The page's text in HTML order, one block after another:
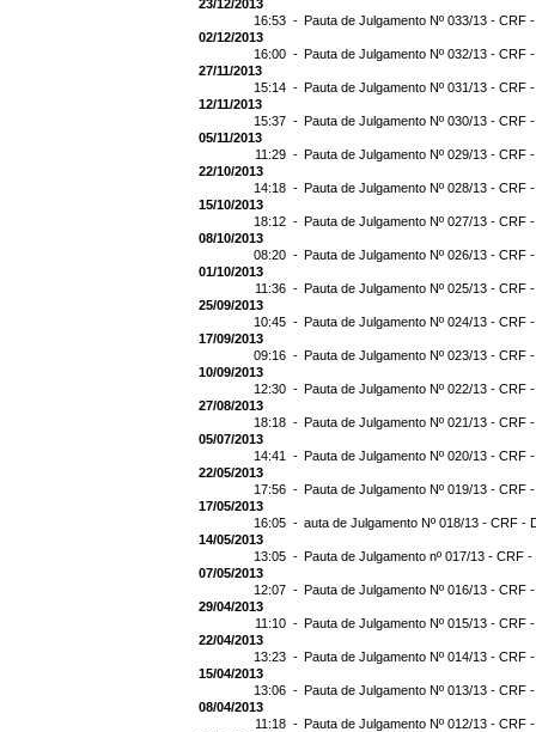
23/12/2013
16:53 - Pauta de Julgamento Nº 033/13 - CRF
02/12/2013
16:00 - Pauta de Julgamento Nº 032/13 - CRF
27/11/2013
15:14 - Pauta de Julgamento Nº 031/13 - CRF
12/11/2013
15:37 - Pauta de Julgamento Nº 030/13 - CRF
05/11/2013
11:29 - Pauta de Julgamento Nº 029/13 - CRF
22/10/2013
14:18 - Pauta de Julgamento Nº 028/13 - CRF
15/10/2013
18:12 - Pauta de Julgamento Nº 027/13 - CRF
08/10/2013
08:20 - Pauta de Julgamento Nº 026/13 - CRF
01/10/2013
11:36 - Pauta de Julgamento Nº 025/13 - CRF
25/09/2013
10:45 - Pauta de Julgamento Nº 024/13 - CRF
17/09/2013
09:16 - Pauta de Julgamento Nº 023/13 - CRF
10/09/2013
12:30 - Pauta de Julgamento Nº 022/13 - CRF
27/08/2013
18:18 - Pauta de Julgamento Nº 021/13 - CRF
05/07/2013
14:41 - Pauta de Julgamento Nº 020/13 - CRF
22/05/2013
17:56 - Pauta de Julgamento Nº 019/13 - CRF
17/05/2013
16:05 - auta de Julgamento Nº 018/13 - CRF -
14/05/2013
13:05 - Pauta de Julgamento nº 017/13 - CRF -
07/05/2013
12:07 - Pauta de Julgamento Nº 016/13 - CRF
29/04/2013
11:10 - Pauta de Julgamento Nº 015/13 - CRF
22/04/2013
13:23 - Pauta de Julgamento Nº 014/13 - CRF
15/04/2013
13:06 - Pauta de Julgamento Nº 013/13 - CRF
08/04/2013
11:18 - Pauta de Julgamento Nº 012/13 - CRF